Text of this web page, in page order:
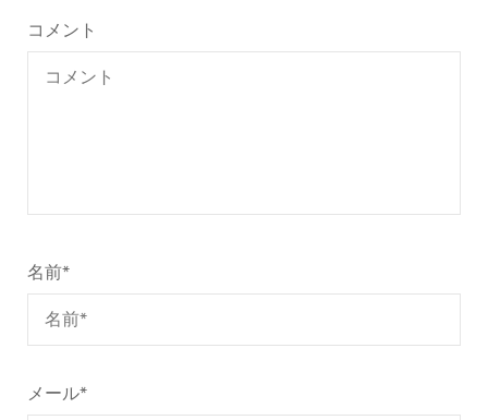
シ
ョ
ン
コメント
名前*
メール*